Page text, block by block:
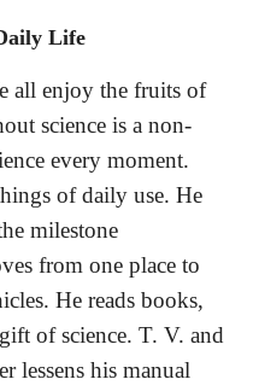
Life
all enjoy the fruits of
science is a non-
every moment.
of daily use. He
milestone
from one place to
He reads books,
gift of science. T. V. and
lessens his manual